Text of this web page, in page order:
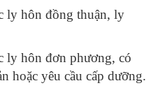
ly hôn đồng thuận, ly
ly hôn đơn phương, có
hoặc yêu cầu cấp dưỡng.